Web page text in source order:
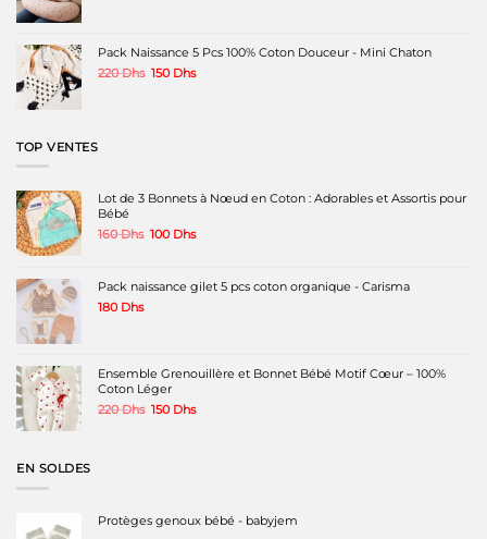
350 Dhs.250 Dhs.
Pack Naissance 5 Pcs 100% Coton Douceur - Mini Chaton
220Dhs Le
150 DhsLe
TOP VENTES
Lot de 3 Bonnets à Nœud en Coton : Adorables et Assortis pour
Bébé
160Dhs Le
160 Dhs.
100 DhsLe
est :
100 Dhs.
Pack naissance gilet 5 pcs coton organique - Carisma
180 Dhs
Ensemble Grenouillère et Bonnet Bébé Motif Cœur – 100%
Coton Léger
220Dhs Le
150 DhsLe
EN SOLDES
Protèges genoux bébé - babyjem